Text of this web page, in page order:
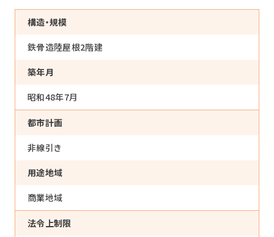
構造・規模
鉄骨造陸屋根2階建
築年月
昭和48年7月
都市計画
非線引き
用途地域
商業地域
法令上制限